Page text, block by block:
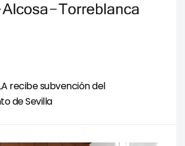
recibe subvención del
de Sevilla